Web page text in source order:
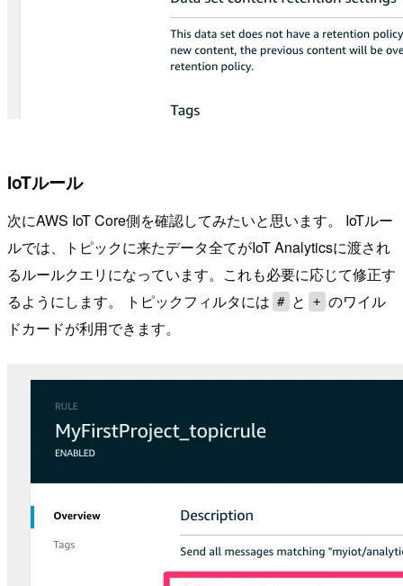
IoTルール
次にAWS IoT Core側を確認してみたいと思います。 IoTルー
ルでは、トピックに来たデータ全てがIoT Analyticsに渡され
るルールクエリになっています。これも必要に応じて修正す
るようにします。 トピックフィルタには # と + のワイル
ドカードが利用できます。